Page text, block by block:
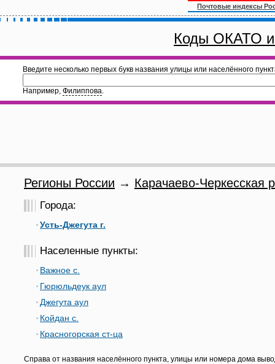
Почтовые индексы
Коды ОКАТО
Введите несколько первых букв названия улицы или населённого
Например, Филиппова.
Регионы России → Карачаево-Черкесская
Города:
Усть-Джегута г.
Населенные пункты:
Важное с.
Гюрюльдеук аул
Джегута аул
Койдан с.
Красногорская ст-ца
Справа от названия населённого пункта, улицы или номера дома